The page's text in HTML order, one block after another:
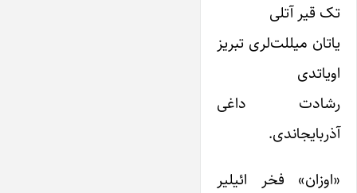
تک قیر آتلی
یاتان میللت‌لری تبریز
اویاتدی
رشادت داغی
آذربایجاندی.
«اوزان» فخر ائیلیر